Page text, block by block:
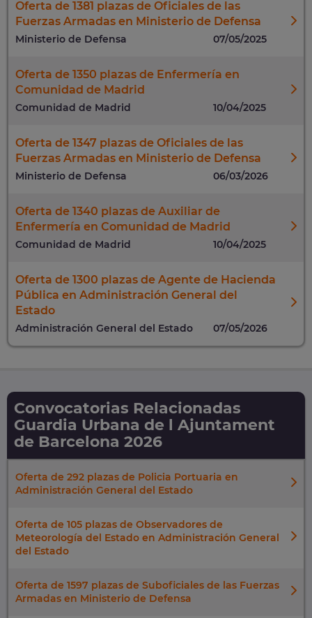
Oferta de 1381 plazas de Oficiales de las
Fuerzas Armadas en Ministerio de Defensa
Ministerio de Defensa 07/05/2025
Oferta de 1350 plazas de Enfermería en
Comunidad de Madrid
Comunidad de Madrid 10/04/2025
Oferta de 1347 plazas de Oficiales de las
Fuerzas Armadas en Ministerio de Defensa
Ministerio de Defensa 06/03/2026
Oferta de 1340 plazas de Auxiliar de
Enfermería en Comunidad de Madrid
Comunidad de Madrid 10/04/2025
Oferta de 1300 plazas de Agente de Hacienda
Pública en Administración General del
Estado
Administración General del Estado 07/05/2026
Convocatorias Relacionadas
Guardia Urbana de l Ajuntament
de Barcelona 2026
Oferta de 292 plazas de Policia Portuaria en
Administración General del Estado
Oferta de 105 plazas de Observadores de
Meteorología del Estado en Administración General
del Estado
Oferta de 1597 plazas de Suboficiales de las Fuerzas
Armadas en Ministerio de Defensa